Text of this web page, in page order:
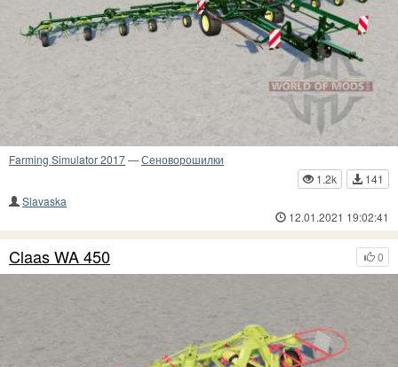
Farming Simulator 2017—Сеноворошилки
1.2k
141
Slavaska
12.01.2021 19:02:41
0
Claas WA 450